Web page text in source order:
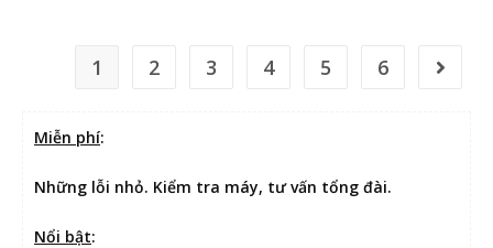
1 2 3 4 5 6
Miễn phí:
Những lỗi nhỏ. Kiểm tra máy, tư vấn tổng đài.
Nổi bật: